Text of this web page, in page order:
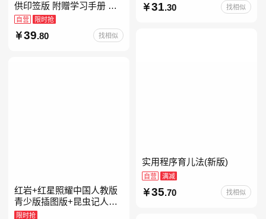
31 .30 找相似
供印签版 附赠学习手册 创
意明信片 试听课和资料包
自营 限时抢
39.80 找相似
实用程序育儿法(新版)
自营 满减
35.70 找相似
红岩+红星照耀中国人教版
青少版插图版+昆虫记人教
版正版原著完整版红星为什
限时抢